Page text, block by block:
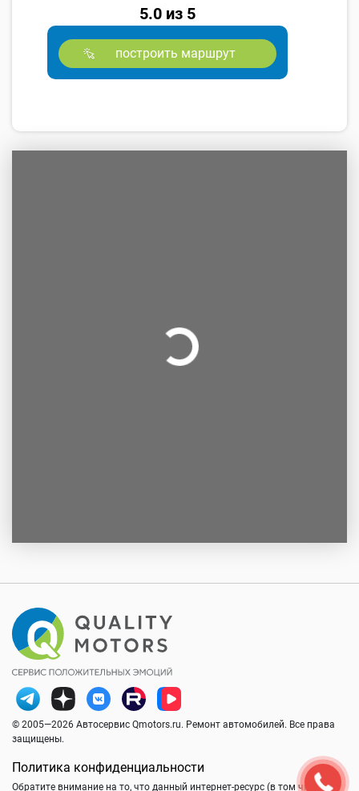
5.0 из 5
построить маршрут
© 2005—2026 Автосервис Qmotors.ru. Ремонт автомобилей. Все права
защищены.
Политика конфиденциальности
Обратите внимание на то, что данный интернет-ресурс (в том числе